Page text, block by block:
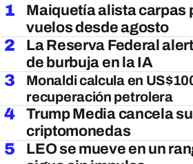
1
Maiquetía alista carpas
vuelos desde agosto
2
La Reserva Federal
de burbuja en la IA
3
Monaldi calcula en
recuperación petrolera
4
Trump Media cancela
criptomonedas
5
LEO se mueve en un